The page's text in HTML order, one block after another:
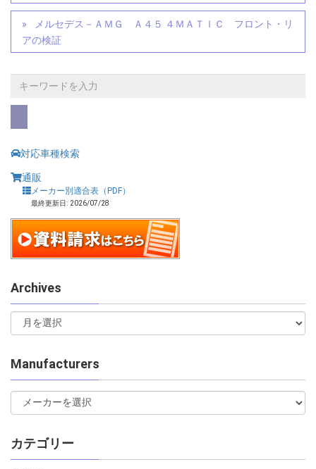
メルセデス－ＡＭＧ Ａ４５ ４ＭＡＴＩＣ フロント・リ
アの検証
対応車種検索
通販
メーカー別適合表（PDF）
最終更新日: 2026/07/28
Archives
Manufacturers
カテゴリー